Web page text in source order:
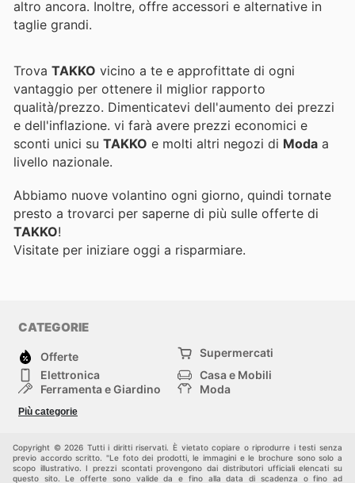
altro ancora. Inoltre, offre accessori e alternative in
taglie grandi.
Trova TAKKO vicino a te e approfittate di ogni
vantaggio per ottenere il miglior rapporto
qualità/prezzo. Dimenticatevi dell'aumento dei prezzi
e dell'inflazione. vi farà avere prezzi economici e
sconti unici su TAKKO e molti altri negozi di Moda a
livello nazionale.
Abbiamo nuove volantino ogni giorno, quindi tornate
presto a trovarci per saperne di più sulle offerte di
TAKKO!
Visitate per iniziare oggi a risparmiare.
CATEGORIE
Offerte
Supermercati
Elettronica
Casa e Mobili
Ferramenta e Giardino
Moda
Bambini e Neonati
Più categorie
Copyright © 2026 Tutti i diritti riservati. È vietato copiare o riprodurre i testi senza
previo accordo scritto. "Le foto dei prodotti, le immagini e le brochure sono solo a
scopo illustrativo. I prezzi scontati provengono dai distributori ufficiali elencati su
questo sito. Le offerte sono valide da e fino alla data di scadenza o fino ad